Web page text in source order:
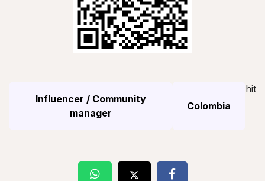
Influencer / Community
manager
Colombia
hit